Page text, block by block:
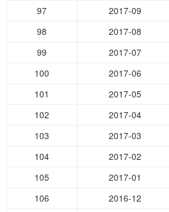
97
2017-09
98
2017-08
99
2017-07
100
2017-06
101
2017-05
102
2017-04
103
2017-03
104
2017-02
105
2017-01
106
2016-12